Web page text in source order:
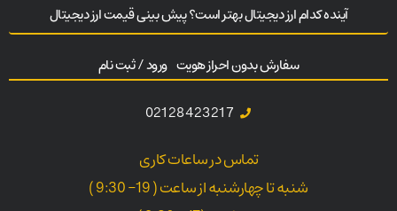
آینده کدام ارز دیجیتال بهتر است؟ پیش بینی قیمت ارز دیجیتال
سفارش بدون احراز هویت ورود / ثبت نام
02128423217
تماس در ساعات کاری
شنبه تا چهارشنبه از ساعت ( 19- 9:30 )